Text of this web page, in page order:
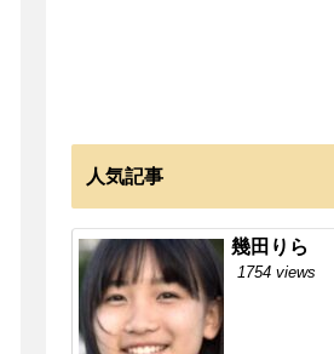
人気記事
幾田りら
1754 views